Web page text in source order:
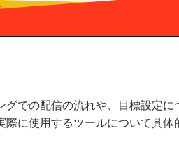
での配信の流れや、目標設定
に使用するツールについて具体